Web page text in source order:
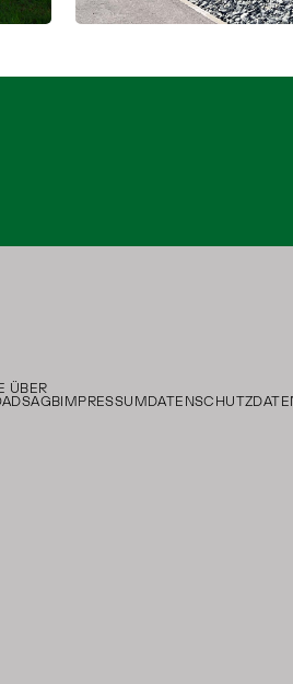
ÜBER
AGBIMPRESSUMDATENSCHUTZ